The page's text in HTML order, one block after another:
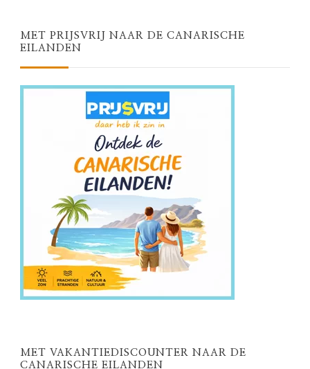
MET PRIJSVRIJ NAAR DE CANARISCHE
EILANDEN
MET VAKANTIEDISCOUNTER NAAR DE
CANARISCHE EILANDEN